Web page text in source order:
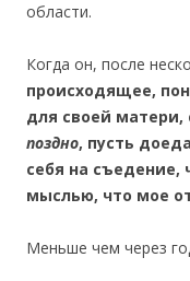
области.
Когда он, после
происходящее,
для своей матери,
поздно, пусть
себя на
мыслью, что мое
Меньше чем через